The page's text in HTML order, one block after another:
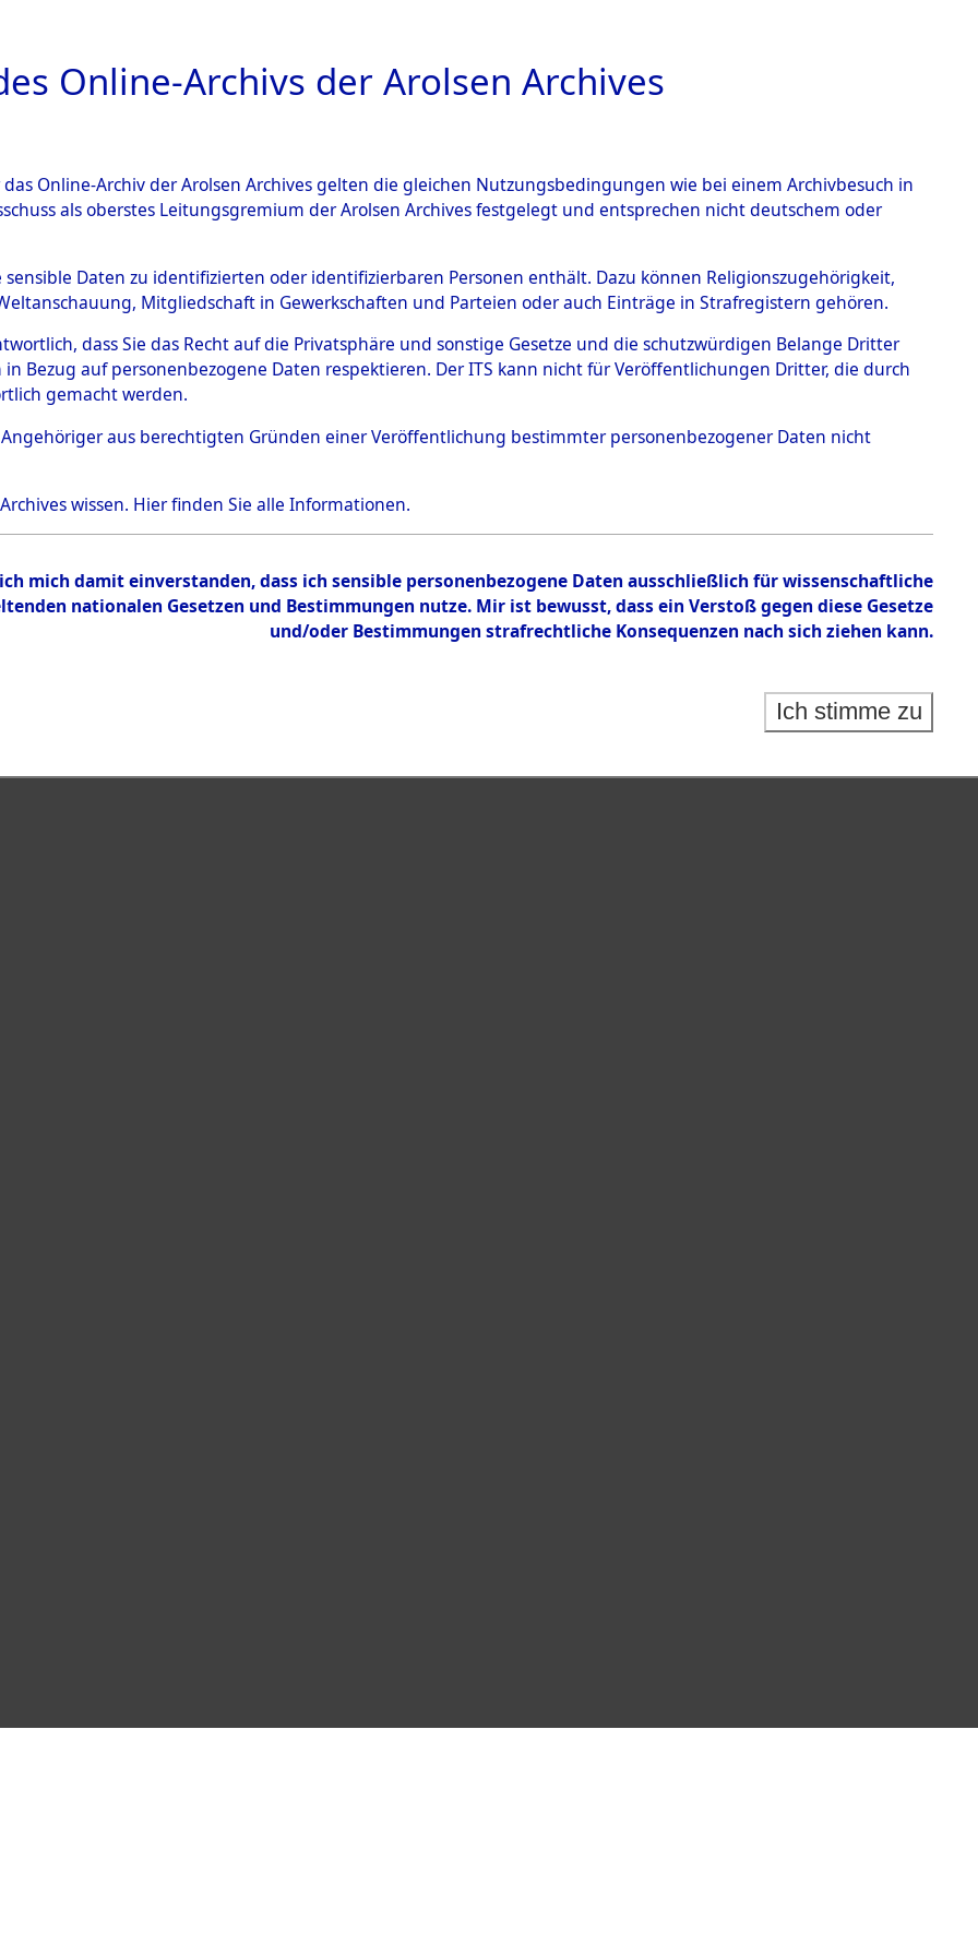
ARCHIVALE ÜBERSICHT BILD
0019 (108014575)
Person DE SNOO DE SNOS, JOST
Bestand
Online-Archivs der Arolsen Archives
Online-Archiv der Arolsen Archives gelten die gleichen Nutzungsbedingungen wie bei einem Archivbesuch in
als oberstes Leitungsgremium der Arolsen Archives festgelegt und entsprechen nicht deutschem oder
sensible Daten zu identifizierten oder identifizierbaren Personen enthält. Dazu können Religionszugehörigkeit,
Mitgliedschaft in Gewerkschaften und Parteien oder auch Einträge in Strafregistern gehören.
dass Sie das Recht auf die Privatsphäre und sonstige Gesetze und die schutzwürdigen Belange Dritter
Bezug auf personenbezogene Daten respektieren. Der ITS kann nicht für Veröffentlichungen Dritter, die durch
gemacht werden.
Angehöriger aus berechtigten Gründen einer Veröffentlichung bestimmter personenbezogener Daten nicht
wissen. Hierfinden Sie alle Informationen.
mich damit einverstanden, dass ich sensible personenbezogene Daten ausschließlich für wissenschaftliche
nationalen Gesetzen und Bestimmungen nutze. Mir ist bewusst, dass ein Verstoß gegen diese Gesetze
und/oder Bestimmungen strafrechtliche Konsequenzen nach sich ziehen kann.
Ich stimme zu